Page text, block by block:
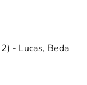
- Lucas, Beda